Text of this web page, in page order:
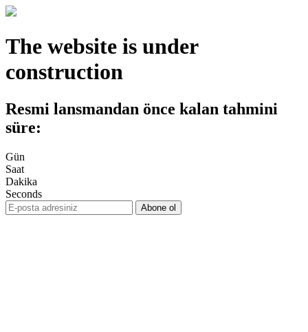
The website is under
construction
Resmi lansmandan önce kalan tahmini
süre:
Gün
Saat
Dakika
Seconds